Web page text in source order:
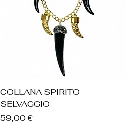
Vista rapida
COLLANA SPIRITO
SELVAGGIO
Prezzo
59,00 €